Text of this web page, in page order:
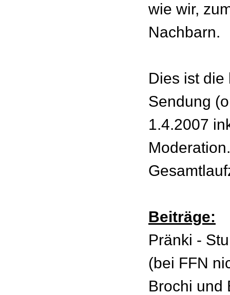
wie wir,
Nachbarn.
Dies ist die
Sendung
1.4.2007
Moderation.
Beiträge:
Pränki -
(bei FFN
Brochi und